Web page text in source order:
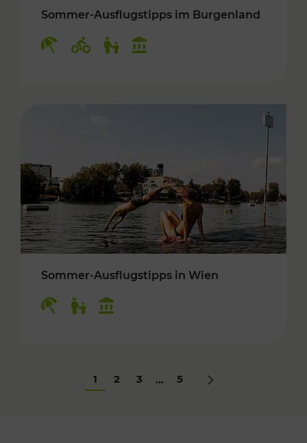
Sommer-Ausflugstipps im Burgenland
Sommer-Ausflugstipps in Wien
1 2 3 ... 5 Nächstes